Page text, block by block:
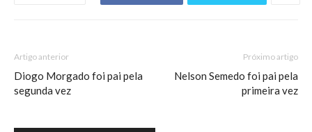
Artigo anterior
Diogo Morgado foi pai pela
segunda vez
Próximo artigo
Nelson Semedo foi pai pela
primeira vez